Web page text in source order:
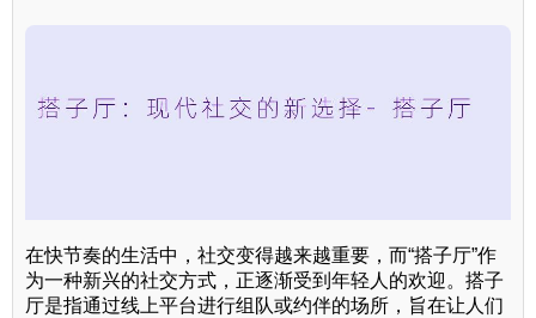
在快节奏的生活中，社交变得越来越重要，而“搭子厅”作
为一种新兴的社交方式，正逐渐受到年轻人的欢迎。搭子
厅是指通过线上平台进行组队或约伴的场所，旨在让人们